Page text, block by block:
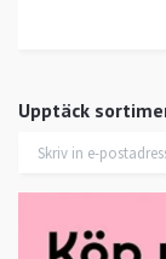
Upptäck